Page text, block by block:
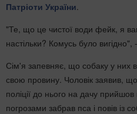
Патріоти України.
"Те, що це чистої води фейк, я
настільки? Комусь було вигідно",
Сім'я запевняє, що собаку у них
свою провину. Чоловік заявив, що
поліції до нього на дачу
погрозами забрав пса і повів із